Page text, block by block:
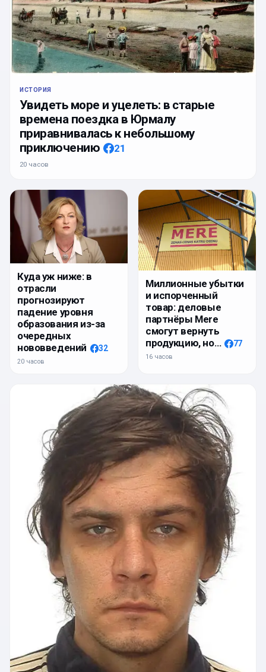
ИСТОРИЯ
Увидеть море и уцелеть: в старые
времена поездка в Юрмалу
приравнивалась к небольшому
приключению
21
20 часов
Куда уж ниже: в
отрасли
прогнозируют
падение уровня
образования из-за
очередных
нововведений
32
20 часов
Миллионные убытки
и испорченный
товар: деловые
партнёры Mere
смогут вернуть
продукцию, но…
77
16 часов